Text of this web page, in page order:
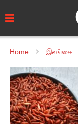
Home இலங்கை